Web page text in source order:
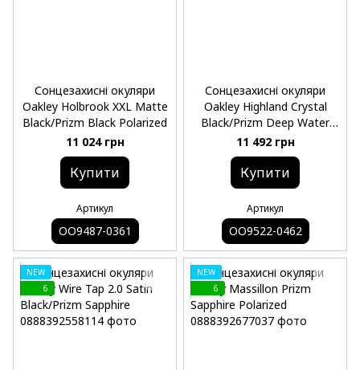
Сонцезахисні окуляри
Oakley Holbrook XXL Matte
Black/Prizm Black Polarized
11 024 грн
Купити
Артикул
OO9487-0361
Сонцезахисні окуляри
Oakley Highland Crystal
Black/Prizm Deep Water
Polarized
11 492 грн
Купити
Артикул
OO9522-0462
NEW
6
NEW
6